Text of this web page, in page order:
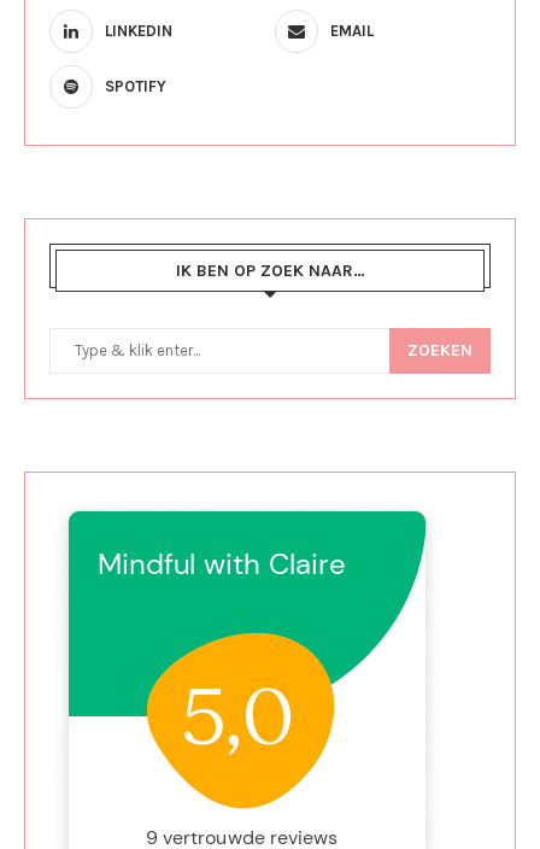
LINKEDIN EMAIL
SPOTIFY
IK BEN OP ZOEK NAAR…
ZOEKEN